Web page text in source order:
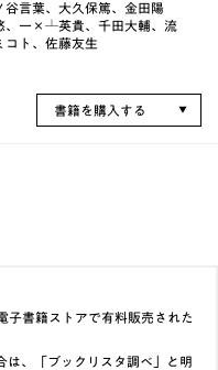
谷言葉、大久保篤、金田陽
、一×┴英貴、千田大輔、流
コト、佐藤友生
書籍を購入する
子書籍ストアで有料販売された
、「ブックリスタ調べ」と明